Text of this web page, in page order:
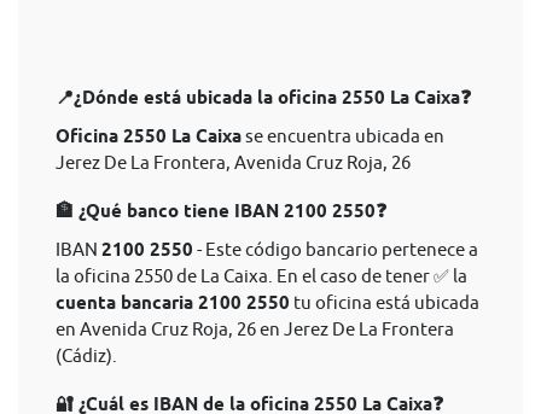
📍¿Dónde está ubicada la oficina 2550 La Caixa❓
Oficina 2550 La Caixase encuentra ubicada en
Jerez De La Frontera, Avenida Cruz Roja, 26
🏦 ¿Qué banco tiene IBAN 2100 2550❓
IBAN 2100 2550 - Este código bancario pertenece a
la oficina 2550 de La Caixa. En el caso de tener ✅ la
cuenta bancaria 2100 2550 tu oficina está ubicada
en Avenida Cruz Roja, 26 en Jerez De La Frontera
(Cádiz).
🔐 ¿Cuál es IBAN de la oficina 2550 La Caixa❓